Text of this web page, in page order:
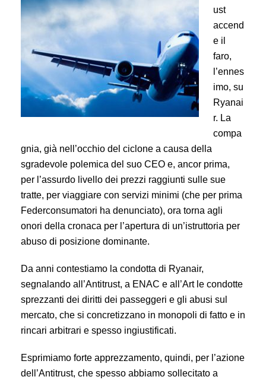
ust
accend
e il
faro,
l’ennes
imo, su
Ryanai
r. La
compa
gnia, già nell’occhio del ciclone a causa della
sgradevole polemica del suo CEO e, ancor prima,
per l’assurdo livello dei prezzi raggiunti sulle sue
tratte, per viaggiare con servizi minimi (che per prima
Federconsumatori ha denunciato), ora torna agli
onori della cronaca per l’apertura di un’istruttoria per
abuso di posizione dominante.
Da anni contestiamo la condotta di Ryanair,
segnalando all’Antitrust, a ENAC e all’Art le condotte
sprezzanti dei diritti dei passeggeri e gli abusi sul
mercato, che si concretizzano in monopoli di fatto e in
rincari arbitrari e spesso ingiustificati.
Esprimiamo forte apprezzamento, quindi, per l’azione
dell’Antitrust, che spesso abbiamo sollecitato a